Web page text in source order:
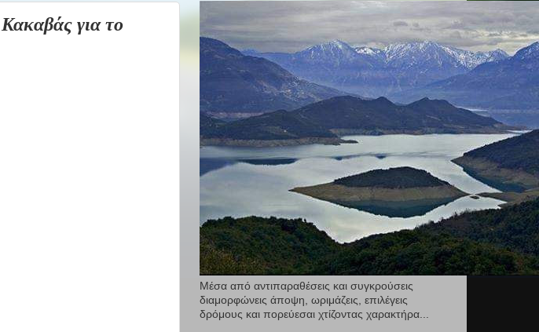
για το
Μέσα από αντιπαραθέσεις και συγκρούσεις
διαμορφώνεις άποψη, ωριμάζεις, επιλέγεις
δρόμους και πορεύεσαι χτίζοντας χαρακτήρα...